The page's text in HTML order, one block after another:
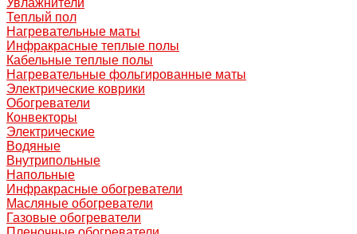
Увлажнители
Теплый пол
Нагревательные маты
Инфракрасные теплые полы
Кабельные теплые полы
Нагревательные фольгированные маты
Электрические коврики
Обогреватели
Конвекторы
Электрические
Водяные
Внутрипольные
Напольные
Инфракрасные обогреватели
Масляные обогреватели
Газовые обогреватели